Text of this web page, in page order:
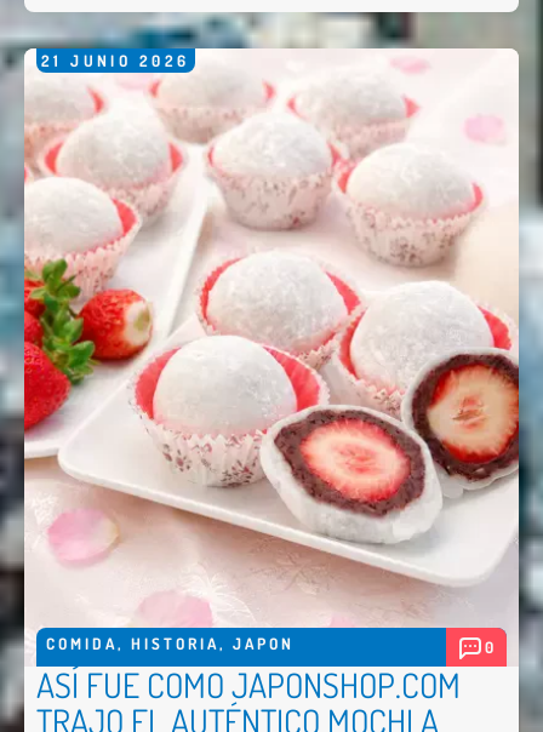
21 JUNIO 2026
COMIDA, HISTORIA, JAPON 0
ASÍ FUE COMO JAPONSHOP.COM
TRAJO EL AUTÉNTICO MOCHI A